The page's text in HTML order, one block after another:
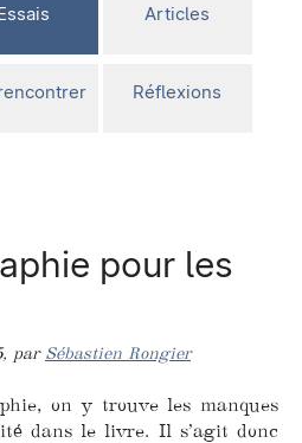
Articles
Réflexions
pour les
, par Sébastien Rongier
on y trouve les manques
dans le livre. Il s’agit donc